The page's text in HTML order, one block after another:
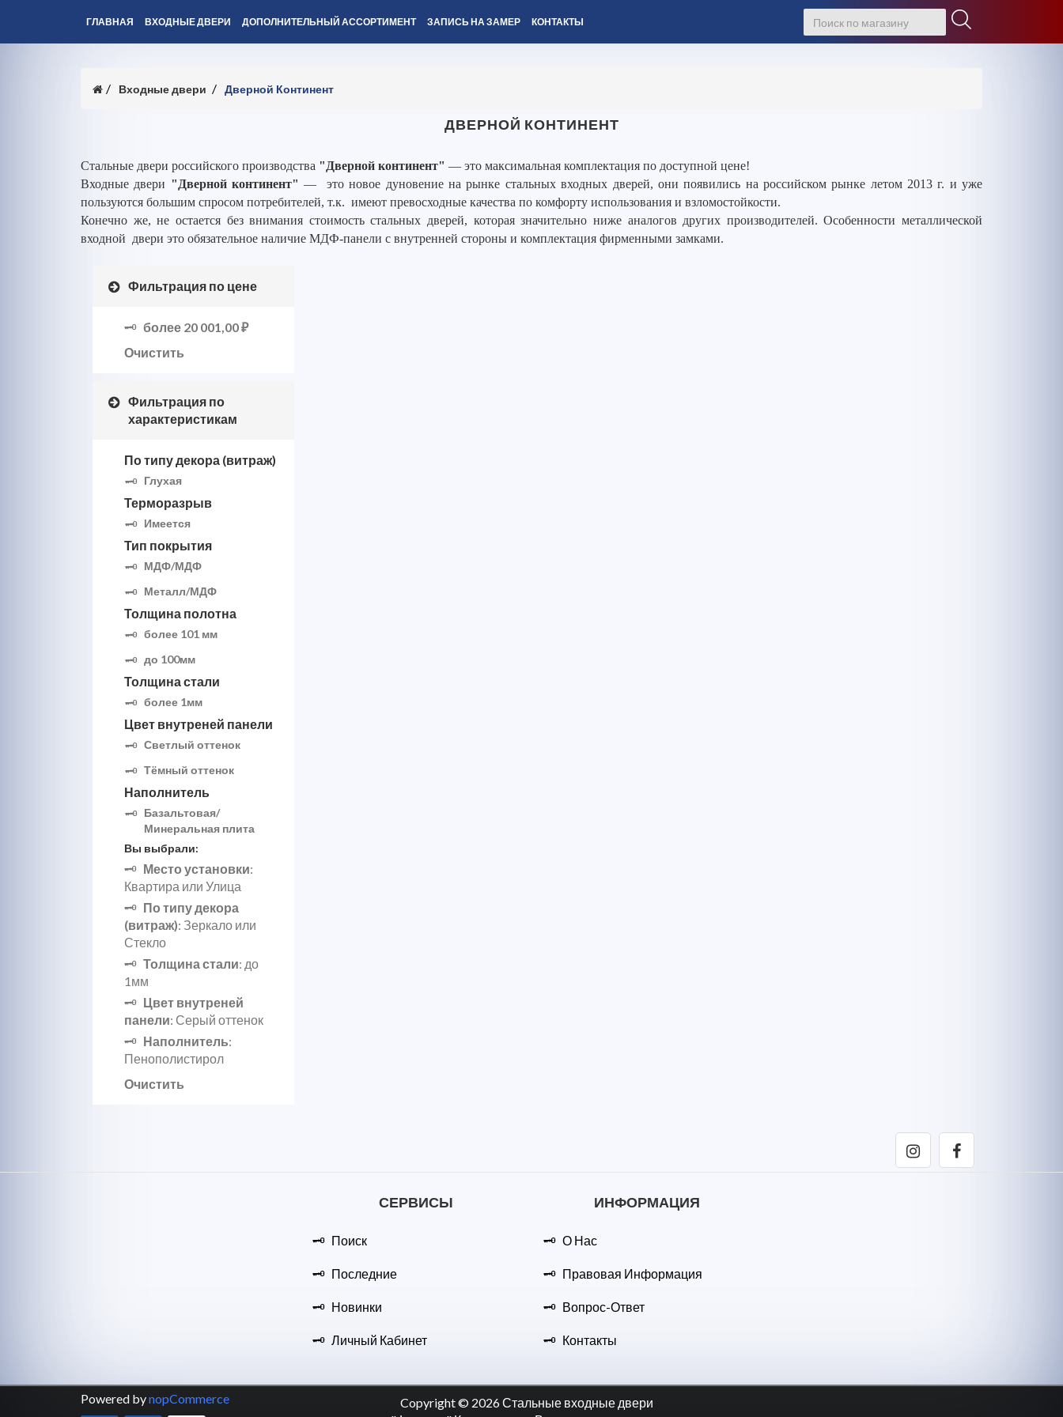
ГЛАВНАЯ ВХОДНЫЕ ДВЕРИ ДОПОЛНИТЕЛЬНЫЙ АССОРТИМЕНТ ЗАПИСЬ НА ЗАМЕР КОНТАКТЫ
Входные двери Дверной Континент
ДВЕРНОЙ КОНТИНЕНТ
Стальные двери российского производства "Дверной континент" — это максимальная комплектация по доступной цене!
Входные двери "Дверной континент" — это новое дуновение на рынке стальных входных дверей, они появились на российском рынке летом 2013 г. и уже
пользуются большим спросом потребителей, т.к. имеют превосходные качества по комфорту использования и взломостойкости.
Конечно же, не остается без внимания стоимость стальных дверей, которая значительно ниже аналогов других производителей. Особенности металлической
входной двери это обязательное наличие МДФ-панели с внутренней стороны и комплектация фирменными замками.
Фильтрация по цене
более 20 001,00 ₽
Очистить
Фильтрация по
характеристикам
По типу декора (витраж)
Глухая
Терморазрыв
Имеется
Тип покрытия
МДФ/МДФ
Металл/МДФ
Толщина полотна
более 101 мм
до 100мм
Толщина стали
более 1мм
Цвет внутреней панели
Светлый оттенок
Тёмный оттенок
Наполнитель
Базальтовая/
Минеральная плита
Вы выбрали:
Место установки:
Квартира или Улица
По типу декора
(витраж): Зеркало или
Стекло
Толщина стали: до
1мм
Цвет внутреней
панели: Серый оттенок
Наполнитель:
Пенополистирол
Очистить
СЕРВИСЫ
Поиск
Последние
Новинки
Личный Кабинет
ИНФОРМАЦИЯ
О Нас
Правовая Информация
Вопрос-Ответ
Контакты
Powered bynopCommerce
Copyright © 2026 Стальные входные двери